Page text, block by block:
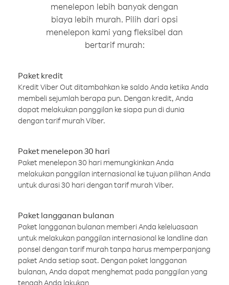
menelepon lebih banyak dengan
biaya lebih murah. Pilih dari opsi
menelepon kami yang fleksibel dan
bertarif murah:
Paket kredit
Kredit Viber Out ditambahkan ke saldo Anda ketika Anda
membeli sejumlah berapa pun. Dengan kredit, Anda
dapat melakukan panggilan ke siapa pun di dunia
dengan tarif murah Viber.
Paket menelepon 30 hari
Paket menelepon 30 hari memungkinkan Anda
melakukan panggilan internasional ke tujuan pilihan Anda
untuk durasi 30 hari dengan tarif murah Viber.
Paket langganan bulanan
Paket langganan bulanan memberi Anda keleluasaan
untuk melakukan panggilan internasional ke landline dan
ponsel dengan tarif murah tanpa harus memperpanjang
paket Anda setiap saat. Dengan paket langganan
bulanan, Anda dapat menghemat pada panggilan yang
tengah Anda lakukan